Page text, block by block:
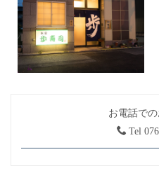
お電話で
Tel